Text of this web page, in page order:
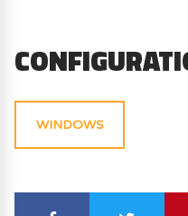
WINDOWS